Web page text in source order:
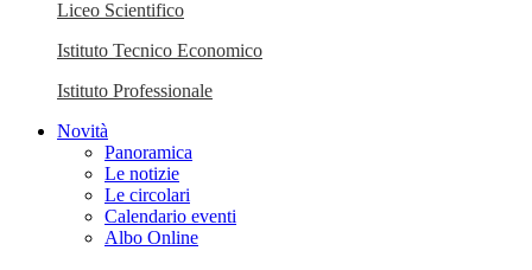
Liceo Scientifico
Istituto Tecnico Economico
Istituto Professionale
Novità
Panoramica
Le notizie
Le circolari
Calendario eventi
Albo Online